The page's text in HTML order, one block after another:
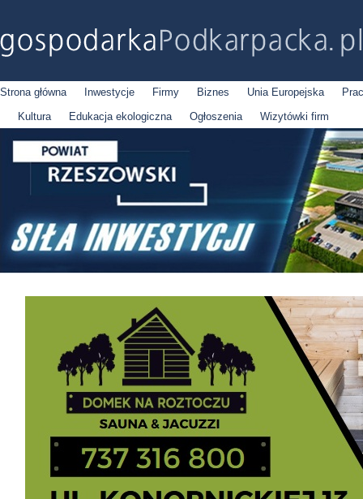
Strona główna Inwestycje Firmy Biznes Unia Europejska
Kultura
Edukacja ekologiczna Ogłoszenia Wizytówki firm